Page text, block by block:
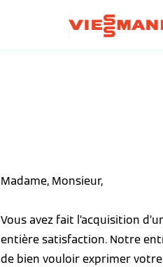
Madame, Monsieur,
Vous avez fait l’acquisition
entière satisfaction. Notre
de bien vouloir exprimer